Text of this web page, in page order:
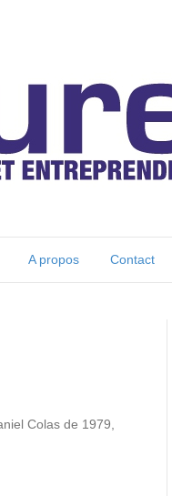
A propos Contact
Colas de 1979,